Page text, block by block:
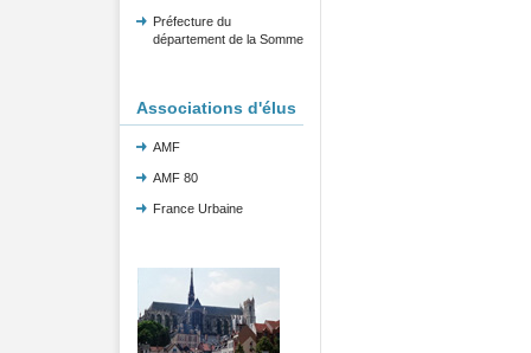
Préfecture du
département de la Somme
Associations d'élus
AMF
AMF 80
France Urbaine